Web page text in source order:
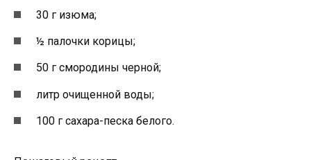
30 г изюма;
½ палочки корицы;
50 г смородины черной;
литр очищенной воды;
100 г сахара-песка белого.